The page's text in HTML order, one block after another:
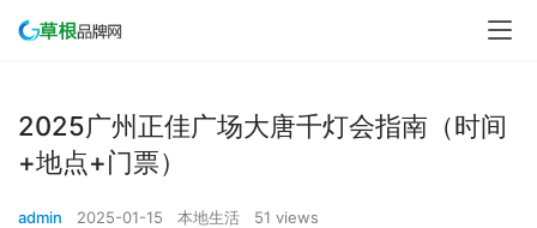
2025广州正佳广场大唐千灯会指南（时间
+地点+门票）
admin 2025-01-15 本地生活 51 views